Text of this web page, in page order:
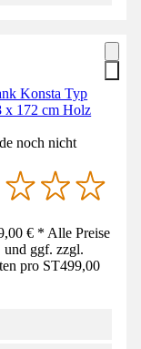
Konsta Typ
x 172 cm Holz
noch nicht
€ * Alle Preise
ggf. zzgl.
pro ST499,00